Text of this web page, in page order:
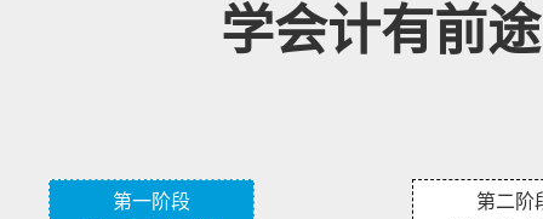
学会计有前
第一阶段 第二阶